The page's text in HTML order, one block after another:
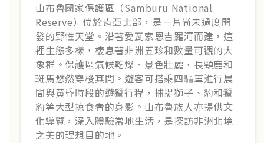
山布魯國家保護區（Samburu National
Reserve）位於肯亞北部，是一片尚未過度開
發的野性天堂。沿著愛瓦索恩吉羅河而建，這
裡生態多樣，棲息著非洲五珍和數量可觀的大
象群。保護區氣候乾燥、景色壯麗，長頸鹿和
斑馬悠然穿梭其間。遊客可搭乘四驅車進行晨
間與黃昏時段的遊獵行程，捕捉獅子、豹和獵
豹等大型掠食者的身影。山布魯族人亦提供文
化導覽，深入體驗當地生活，是探訪非洲北境
之美的理想目的地。